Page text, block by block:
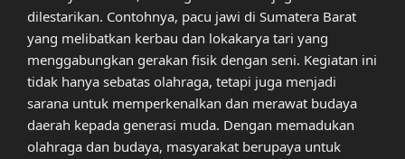
dilestarikan. Contohnya, pacu jawi di Sumatera Barat
yang melibatkan kerbau dan lokakarya tari yang
menggabungkan gerakan fisik dengan seni. Kegiatan ini
tidak hanya sebatas olahraga, tetapi juga menjadi
sarana untuk memperkenalkan dan merawat budaya
daerah kepada generasi muda. Dengan memadukan
olahraga dan budaya, masyarakat berupaya untuk